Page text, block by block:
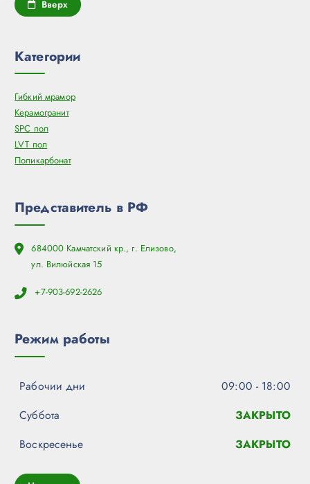
Вверх
Категории
Гибкий мрамор
Керамогранит
SPC пол
LVT пол
Поликарбонат
Представитель в РФ
684000 Камчатский кр., г. Елизово,
ул. Вилюйская 15
+7-903-692-2626
Режим работы
Рабочии дни
09:00 - 18:00
Суббота
ЗАКРЫТО
Воскресенье
ЗАКРЫТО